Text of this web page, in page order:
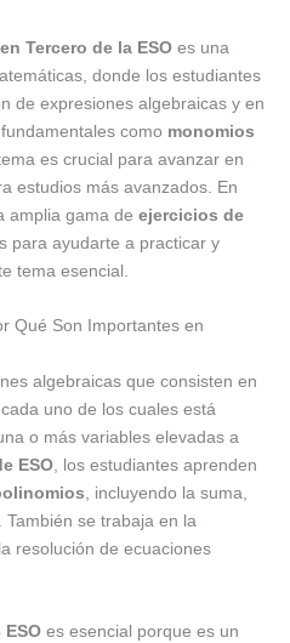
Tercero de la ESO es una
donde los estudiantes
de expresiones algebraicas y en
como monomios
es crucial para avanzar en
estudios más avanzados. En
amplia gama de ejercicios de
para ayudarte a practicar y
tema esencial.
Qué Son Importantes en
algebraicas que consisten en
uno de los cuales está
o más variables elevadas a
ESO , los estudiantes aprenden
, incluyendo la suma,
se trabaja en la
resolución de ecuaciones
es esencial porque es un